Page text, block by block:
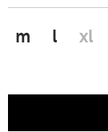
m l xl